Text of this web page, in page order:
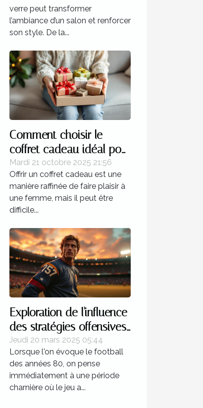
verre peut transformer
l’ambiance d’un salon et renforcer
son style. De la...
Comment choisir le
coffret cadeau idéal pour
chaque type de femme ?
Mardi 21 octobre 2025 21:56
Offrir un coffret cadeau est une
manière raffinée de faire plaisir à
une femme, mais il peut être
difficile...
Exploration de l'influence
des stratégies offensives
dans le football des
années 80
Jeudi 20 mars 2025 05:44
Lorsque l'on évoque le football
des années 80, on pense
immédiatement à une période
charnière où le jeu a...